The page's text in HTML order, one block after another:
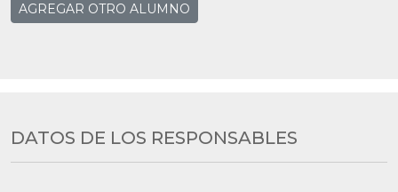
AGREGAR OTRO ALUMNO
DATOS DE LOS RESPONSABLES